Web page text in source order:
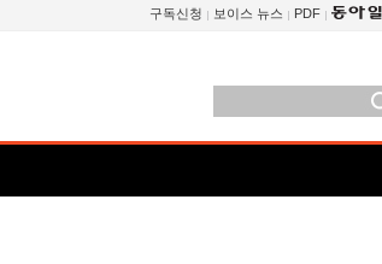
구독신청 보이스 뉴스 PDF